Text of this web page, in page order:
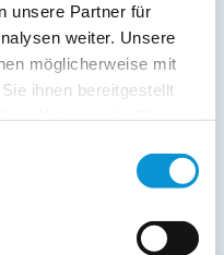
unsere Partner für
weiter. Unsere
möglicherweise mit
ihnen bereitgestellt